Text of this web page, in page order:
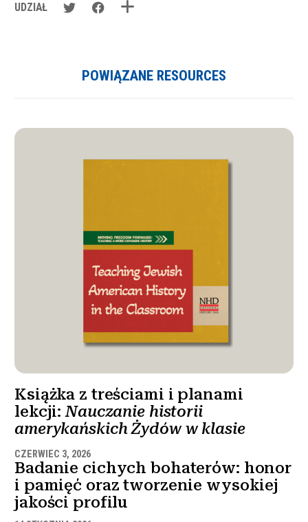
UDZIAŁ
POWIĄZANE RESOURCES
Książka z treściami i planami
lekcji:Nauczanie historii
amerykańskich Żydów w klasie
CZERWIEC 3, 2026
Badanie cichych bohaterów: honor
i pamięć oraz tworzenie wysokiej
jakości profilu